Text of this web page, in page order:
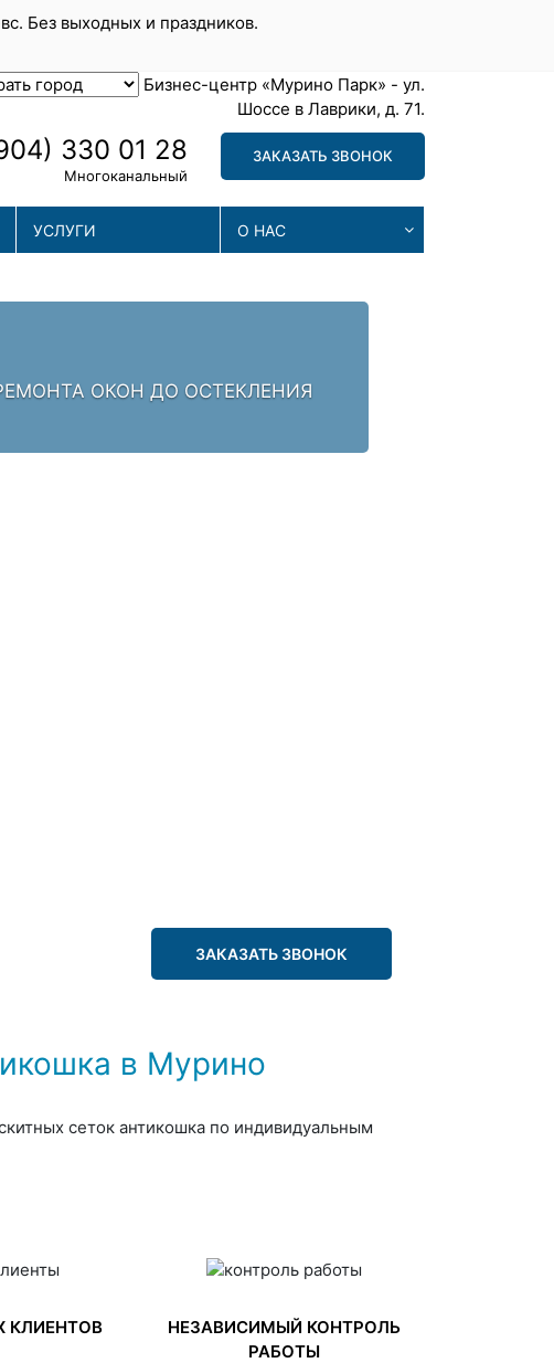
Без выходных и праздников.
Бизнес-центр «Мурино Парк» - ул.
Шоссе в Лаврики, д. 71.
330 01 28
Многоканальный
ЗАКАЗАТЬ ЗВОНОК
УСЛУГИ О НАС
ЗАЛОГ УСПЕХА -
ЗАКАЗАТЬ ЗВОНОК
в Мурино
сеток антикошка по индивидуальным
КЛИЕНТОВ
НЕЗАВИСИМЫЙ КОНТРОЛЬ
РАБОТЫ